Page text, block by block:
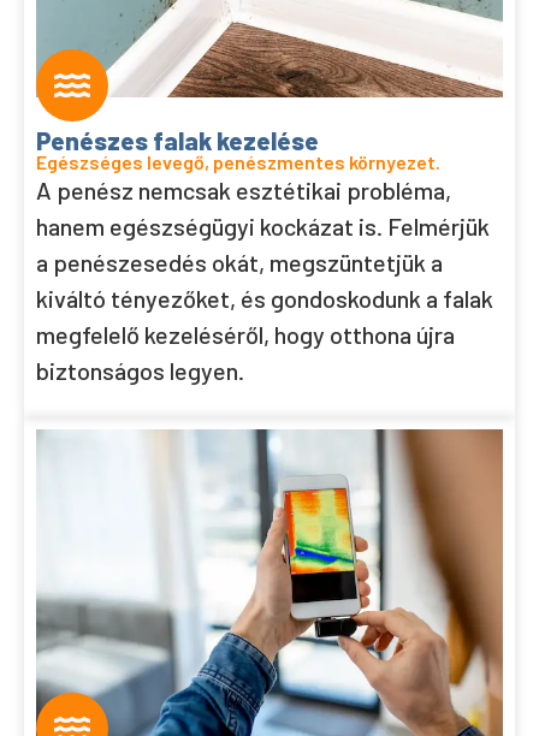
Penészes falak kezelése
Egészséges levegő, penészmentes környezet.
A penész nemcsak esztétikai probléma,
hanem egészségügyi kockázat is. Felmérjük
a penészesedés okát, megszüntetjük a
kiváltó tényezőket, és gondoskodunk a falak
megfelelő kezeléséről, hogy otthona újra
biztonságos legyen.